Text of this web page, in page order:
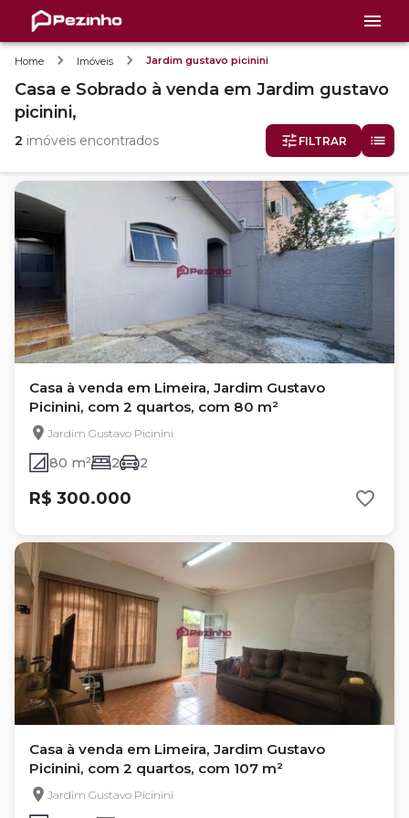
Home Imóveis Jardim gustavo picinini
Casa e Sobrado à venda em Jardim gustavo
picinini,
2 imóveis encontrados FILTRAR
Casa à venda em Limeira, Jardim Gustavo
Picinini, com 2 quartos, com 80 m²
Jardim Gustavo Picinini
80 m² 2 2
R$ 300.000
Casa à venda em Limeira, Jardim Gustavo
Picinini, com 2 quartos, com 107 m²
Jardim Gustavo Picinini